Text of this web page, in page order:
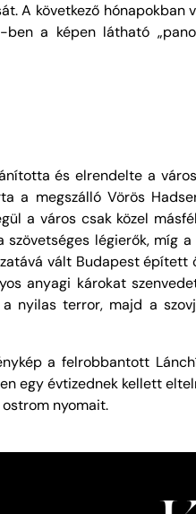
A következő
a képen látható
és elrendelte a
a megszálló Vörös
a város csak közel
légierők, míg
vált Budapest épített
anyagi károkat
terror, majd a
a felrobbantott
egy évtizednek kellett
nyomait.